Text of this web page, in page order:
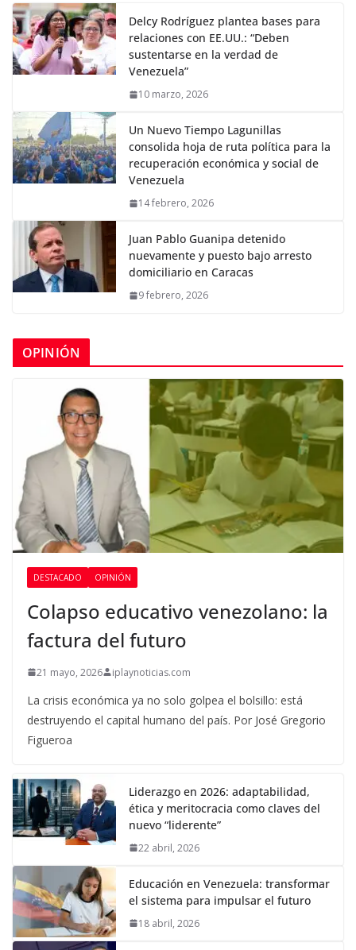
Delcy Rodríguez plantea bases para
relaciones con EE.UU.: “Deben
sustentarse en la verdad de
Venezuela”
10 marzo, 2026
Un Nuevo Tiempo Lagunillas
consolida hoja de ruta política para la
recuperación económica y social de
Venezuela
14 febrero, 2026
Juan Pablo Guanipa detenido
nuevamente y puesto bajo arresto
domiciliario en Caracas
9 febrero, 2026
OPINIÓN
DESTACADO OPINIÓN
Colapso educativo venezolano: la
factura del futuro
21 mayo, 2026 iplaynoticias.com
La crisis económica ya no solo golpea el bolsillo: está
destruyendo el capital humano del país. Por José Gregorio
Figueroa
Liderazgo en 2026: adaptabilidad,
ética y meritocracia como claves del
nuevo “liderente”
22 abril, 2026
Educación en Venezuela: transformar
el sistema para impulsar el futuro
18 abril, 2026